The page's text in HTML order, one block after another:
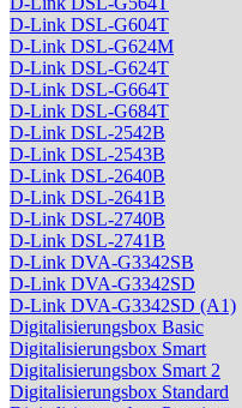
D-Link DSL-G604T
D-Link DSL-G624M
D-Link DSL-G624T
D-Link DSL-G664T
D-Link DSL-G684T
D-Link DSL-2542B
D-Link DSL-2543B
D-Link DSL-2640B
D-Link DSL-2641B
D-Link DSL-2740B
D-Link DSL-2741B
D-Link DVA-G3342SB
D-Link DVA-G3342SD
D-Link DVA-G3342SD (A1)
Digitalisierungsbox Basic
Digitalisierungsbox Smart
Digitalisierungsbox Smart 2
Digitalisierungsbox Standard